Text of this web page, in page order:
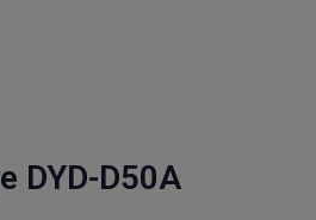
DYD-D50A